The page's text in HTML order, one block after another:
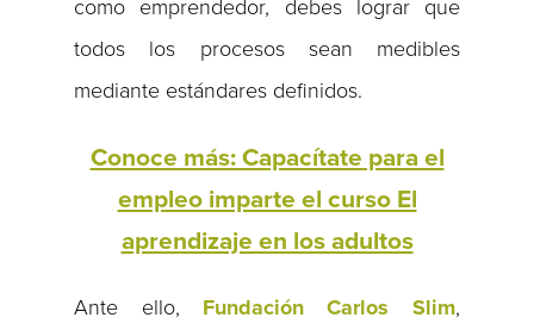
como emprendedor, debes lograr que
todos los procesos sean medibles
mediante estándares definidos.
Conoce más: Capacítate para el
empleo imparte el curso El
aprendizaje en los adultos
Ante ello, Fundación Carlos Slim,